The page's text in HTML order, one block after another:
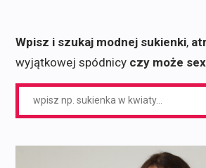
Wpisz i szukaj modnej sukienki,
wyjątkowej spódnicy czy może